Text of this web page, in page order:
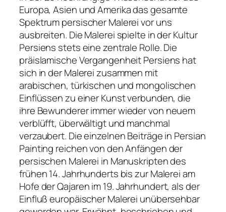
Europa, Asien und Amerika das gesamte
Spektrum persischer Malerei vor uns
ausbreiten. Die Malerei spielte in der Kultur
Persiens stets eine zentrale Rolle. Die
präislamische Vergangenheit Persiens hat
sich in der Malerei zusammen mit
arabischen, türkischen und mongolischen
Einflüssen zu einer Kunst verbunden, die
ihre Bewunderer immer wieder von neuem
verblüfft, überwältigt und manchmal
verzaubert. Die einzelnen Beiträge in Persian
Painting reichen von den Anfängen der
persischen Malerei in Manuskripten des
frühen 14. Jahrhunderts bis zur Malerei am
Hofe der Qajaren im 19. Jahrhundert, als der
Einfluß europäischer Malerei unübersehbar